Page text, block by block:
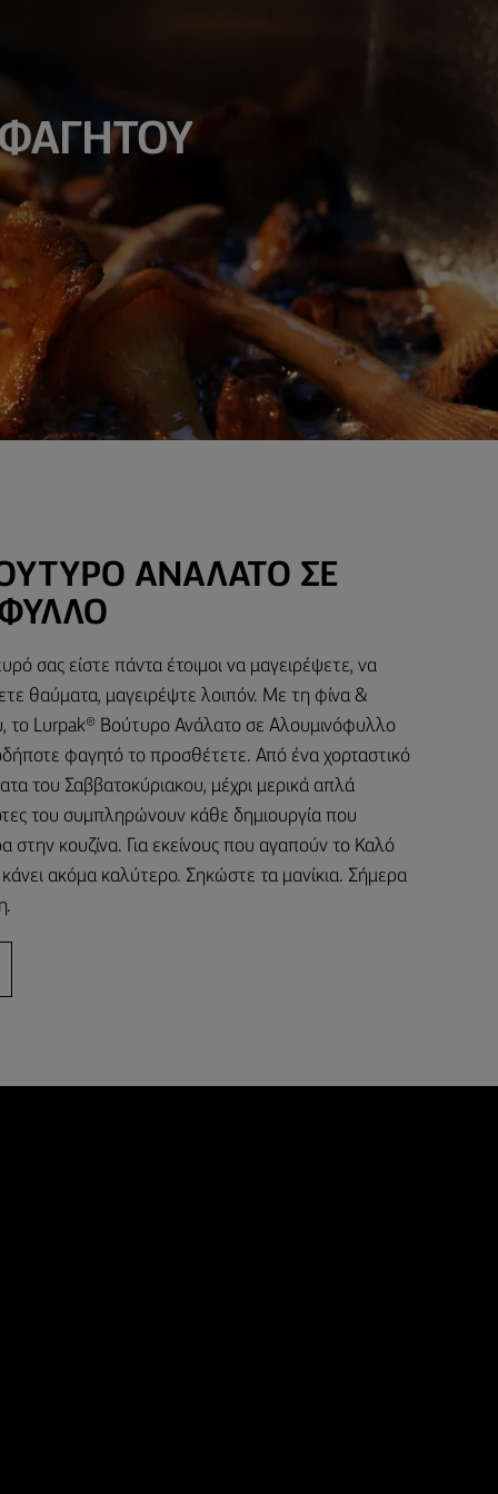
ΑΝΆΛΑΤΟ ΣΕ
σας είστε πάντα έτοιμοι να μαγειρέψετε, να
θαύματα, μαγειρέψτε λοιπόν. Με τη φίνα &
το Lurpak® Βούτυρο Ανάλατο σε Αλουμινόφυλλο
φαγητό το προσθέτετε. Από ένα χορταστικό
του Σαββατοκύριακου, μέχρι μερικά απλά
του συμπληρώνουν κάθε δημιουργία που
στην κουζίνα. Για εκείνους που αγαπούν το Καλό
ακόμα καλύτερο. Σηκώστε τα μανίκια. Σήμερα